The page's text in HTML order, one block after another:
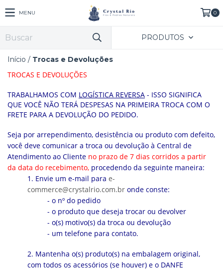
MENU 0
PRODUTOS
Início / Trocas e Devoluções
TROCAS E DEVOLUÇÕES
TRABALHAMOS COM LOGÍSTICA REVERSA - ISSO SIGNIFICA
QUE VOCÊ NÃO TERÁ DESPESAS NA PRIMEIRA TROCA COM O
FRETE PARA A DEVOLUÇÃO DO PEDIDO.
Seja por arrependimento, desistência ou produto com defeito,
você deve comunicar a troca ou devolução à Central de
Atendimento ao Cliente no prazo de 7 dias corridos a partir
da data do recebimento, procedendo da seguinte maneira:
1. Envie um e-mail para e-
commerce@crystalrio.com.br onde conste:
- o nº do pedido
- o produto que deseja trocar ou devolver
- o(s) motivo(s) da troca ou devolução
- um telefone para contato.
2. Mantenha o(s) produto(s) na embalagem original,
com todos os acessórios (se houver) e o DANFE